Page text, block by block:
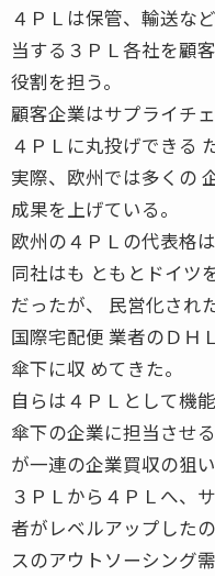
４ＰＬは保管、輸送な
当する３ＰＬ各社を顧
役割を担う。
顧客企業はサプライチ
４ＰＬに丸投げできる
実際、欧州では多くの
成果を上げている。
欧州の４ＰＬの代表格
同社はも ともとドイツ
だったが、 民営化され
国際宅配便 業者のＤＨ
傘下に収 めてきた。
自らは４ＰＬとして機
傘下の企業に担当させ
が一連の企業買収の狙い
３ＰＬから４ＰＬへ、
者がレベルアップした
スのアウトソーシング